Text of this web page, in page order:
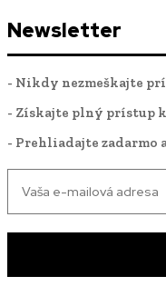
Newsletter
- Nikdy nezmeškajte
- Získajte plný prístup
- Prehliadajte zadarmo